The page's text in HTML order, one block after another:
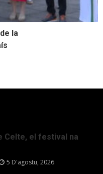
la
Celte, el festival na
5 D'agostu, 2026